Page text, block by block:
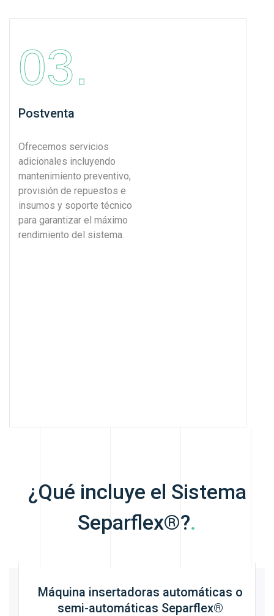
03.
Postventa
Ofrecemos servicios
adicionales incluyendo
mantenimiento preventivo,
provisión de repuestos e
insumos y soporte técnico
para garantizar el máximo
rendimiento del sistema.
¿Qué incluye el Sistema
Separflex®?.
Máquina insertadoras automáticas o
semi-automáticas Separflex®